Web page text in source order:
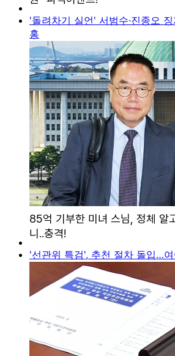
'돌려차기 실언' 서범수·진종오
홍
'선관위 특검', 추천 절차 돌입…